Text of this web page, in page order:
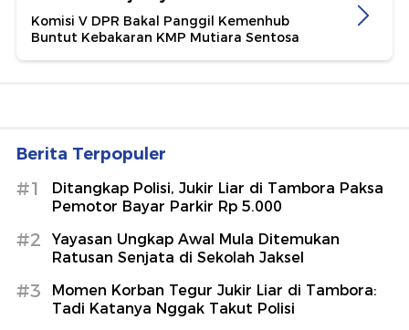
Komisi V DPR Bakal Panggil Kemenhub
Buntut Kebakaran KMP Mutiara Sentosa
Berita Terpopuler
#1
Ditangkap Polisi, Jukir Liar di Tambora Paksa
Pemotor Bayar Parkir Rp 5.000
#2
Yayasan Ungkap Awal Mula Ditemukan
Ratusan Senjata di Sekolah Jaksel
#3
Momen Korban Tegur Jukir Liar di Tambora:
Tadi Katanya Nggak Takut Polisi